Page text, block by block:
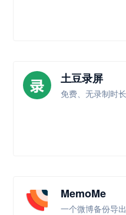
土豆录屏
免费、无录制时
MemoMe
一个微博备份导